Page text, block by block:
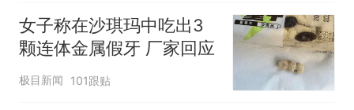
女子称在沙琪玛中吃出3
颗连体金属假牙 厂家回应
极目新闻 101跟贴